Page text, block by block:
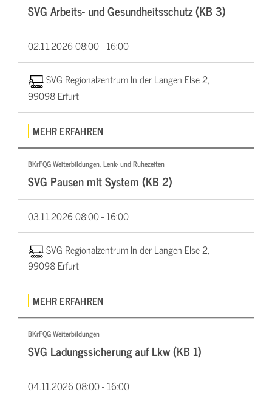
SVG Arbeits- und Gesundheitsschutz (KB 3)
02.11.202608:00 - 16:00
SVG Regionalzentrum In der Langen Else 2,
99098 Erfurt
MEHR ERFAHREN
BKrFQG Weiterbildungen, Lenk- und Ruhezeiten
SVG Pausen mit System (KB 2)
03.11.202608:00 - 16:00
SVG Regionalzentrum In der Langen Else 2,
99098 Erfurt
MEHR ERFAHREN
BKrFQG Weiterbildungen
SVG Ladungssicherung auf Lkw (KB 1)
04.11.202608:00 - 16:00